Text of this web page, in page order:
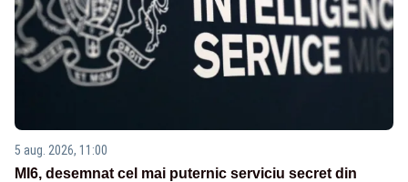
5 aug. 2026, 11:00
MI6, desemnat cel mai puternic serviciu secret din